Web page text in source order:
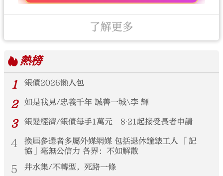
了解更多
熱榜
1
銀債2026懶人包
2 如是我見/忠義千年 誠善一城\李 輝
3 銀髮經濟/銀債每手1萬元 8‧21起接受長者申請
4
換屆參選者多屬外媒網媒 包括退休鐘錶工人 「記
協」毫無公信力 各界：不如解散
5 井水集/不轉型，死路一條